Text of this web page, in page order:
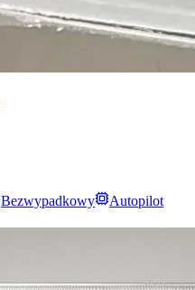
Bezwypadkowy
Autopilot